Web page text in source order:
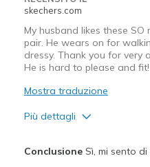
skechers.com
My husband likes these
pair. He wears on for
dressy. Thank you for very
He is hard to please and fit!
Mostra traduzione
Più dettagli
ConclusioneSì, mi sento